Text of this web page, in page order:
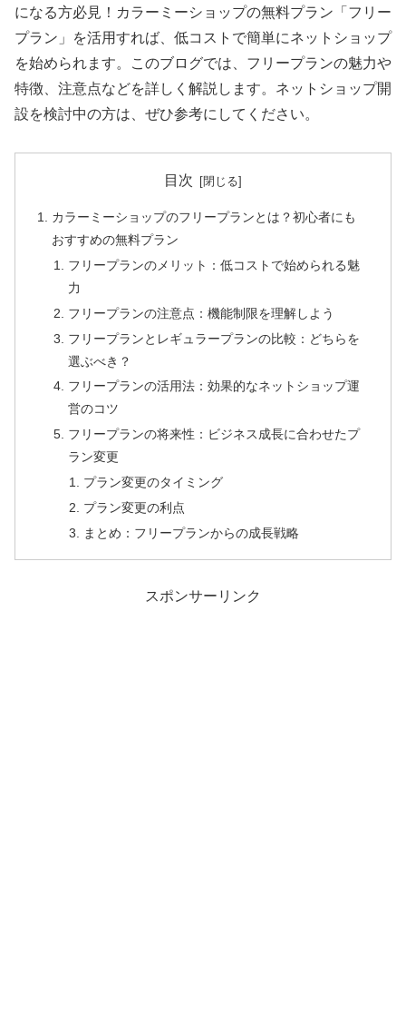
になる方必見！カラーミーショップの無料プラン「フリー
プラン」を活用すれば、低コストで簡単にネットショップ
を始められます。このブログでは、フリープランの魅力や
特徴、注意点などを詳しく解説します。ネットショップ開
設を検討中の方は、ぜひ参考にしてください。
目次
カラーミーショップのフリープランとは？初心者にも
おすすめの無料プラン
フリープランのメリット：低コストで始められる魅
力
フリープランの注意点：機能制限を理解しよう
フリープランとレギュラープランの比較：どちらを
選ぶべき？
フリープランの活用法：効果的なネットショップ運
営のコツ
フリープランの将来性：ビジネス成長に合わせたプ
ラン変更
プラン変更のタイミング
プラン変更の利点
まとめ：フリープランからの成長戦略
スポンサーリンク